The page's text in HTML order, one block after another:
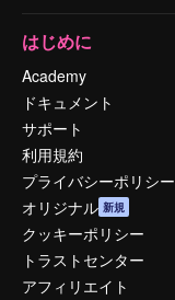
はじめに
Academy
ドキュメント
サポート
利用規約
プライバシーポリシー
オリジナル 新規
クッキーポリシー
トラストセンター
アフィリエイト